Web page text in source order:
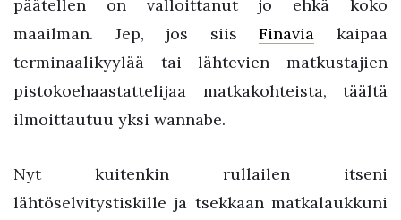
päätellen on valloittanut jo ehkä koko
maailman. Jep, jos siisFinavia
kaipaa
terminaalikyylää tai lähtevien matkustajien
pistokoehaastattelijaa matkakohteista, täältä
ilmoittautuu yksi wannabe.
Nyt kuitenkin rullailen itseni
lähtöselvitystiskille ja tsekkaan matkalaukkuni